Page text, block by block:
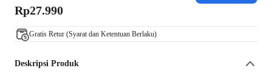
Rp27.990
Gratis Retur (Syarat dan Ketentuan Berlaku)
Deskripsi Produk